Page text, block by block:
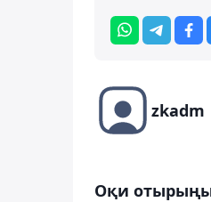
zkadm
Оқи